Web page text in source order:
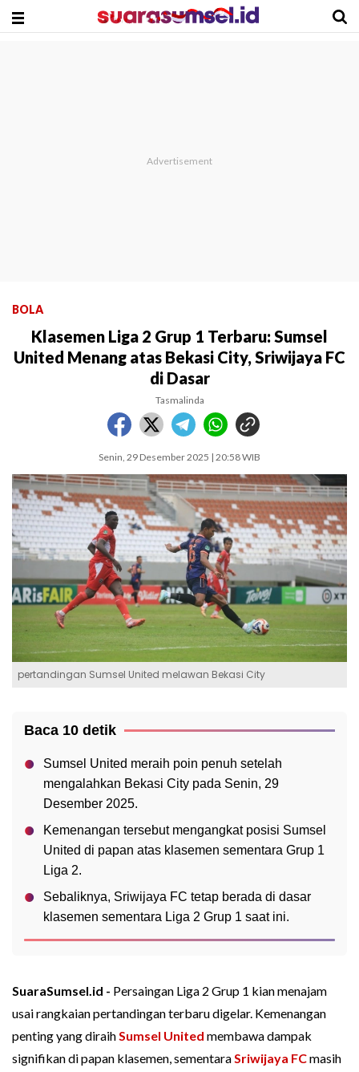
BOLA
Klasemen Liga 2 Grup 1 Terbaru: Sumsel
United Menang atas Bekasi City, Sriwijaya FC
di Dasar
Tasmalinda
Senin, 29 Desember 2025 | 20:58 WIB
pertandingan Sumsel United melawan Bekasi City
Baca 10 detik
Sumsel United meraih poin penuh setelah
mengalahkan Bekasi City pada Senin, 29
Desember 2025.
Kemenangan tersebut mengangkat posisi Sumsel
United di papan atas klasemen sementara Grup 1
Liga 2.
Sebaliknya, Sriwijaya FC tetap berada di dasar
klasemen sementara Liga 2 Grup 1 saat ini.
SuaraSumsel.id - Persaingan Liga 2 Grup 1 kian menajam
usai rangkaian pertandingan terbaru digelar. Kemenangan
penting yang diraihSumsel United membawa dampak
signifikan di papan klasemen, sementaraSriwijaya FCmasih